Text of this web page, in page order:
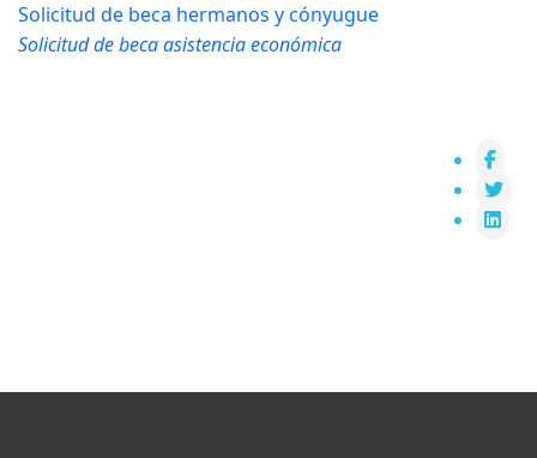
Solicitud de beca hermanos y cónyugue
Solicitud de beca asistencia económica